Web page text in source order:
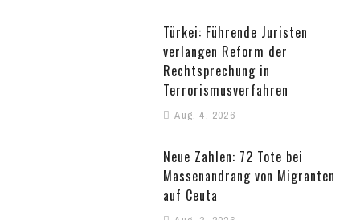
Türkei: Führende Juristen
verlangen Reform der
Rechtsprechung in
Terrorismusverfahren
Aug. 4, 2026
Neue Zahlen: 72 Tote bei
Massenandrang von Migranten
auf Ceuta